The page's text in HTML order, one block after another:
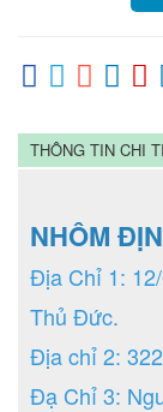
THÔNG TIN CHI
NHÔM
Địa Chỉ 1:
Thủ Đức.
Địa chỉ 2:
Đạ Chỉ 3: